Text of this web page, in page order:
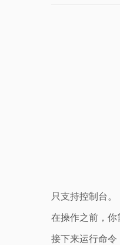
只支持控制台。
在操作之前，
接下来运行命令